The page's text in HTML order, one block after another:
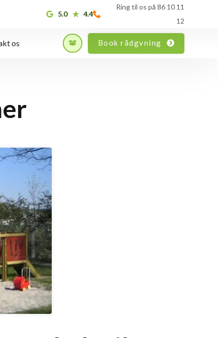
5.0 4.4
Ring til os på 86 10 11
12
os Book rådgvning